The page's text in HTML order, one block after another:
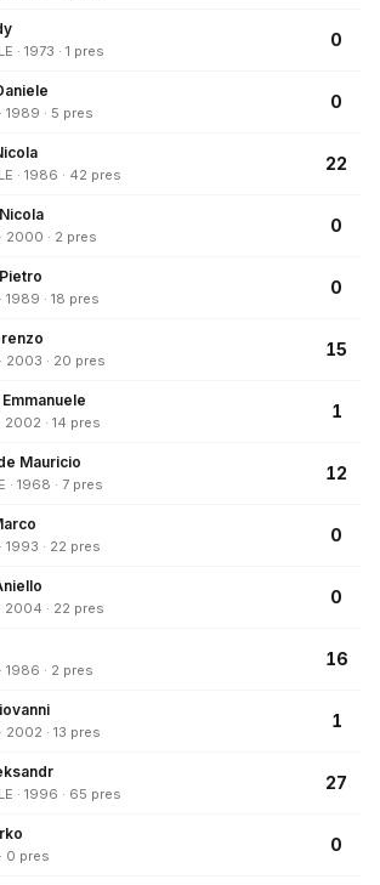
· 1973 · 1 pres
0
1989 · 5 pres
0
· 1986 · 42 pres
22
2000 · 2 pres
0
1989 · 18 pres
0
2003 · 20 pres
15
2002 · 14 pres
1
Mauricio
· 1968 · 7 pres
12
1993 · 22 pres
0
2004 · 22 pres
0
1986 · 2 pres
16
2002 · 13 pres
1
· 1996 · 65 pres
27
0 pres
0